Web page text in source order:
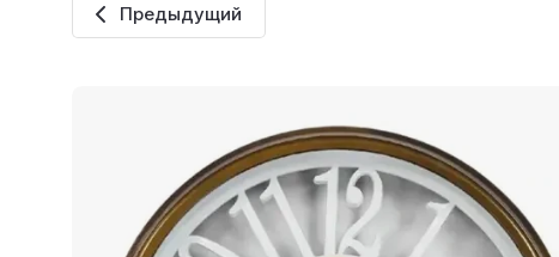
Предыдущий